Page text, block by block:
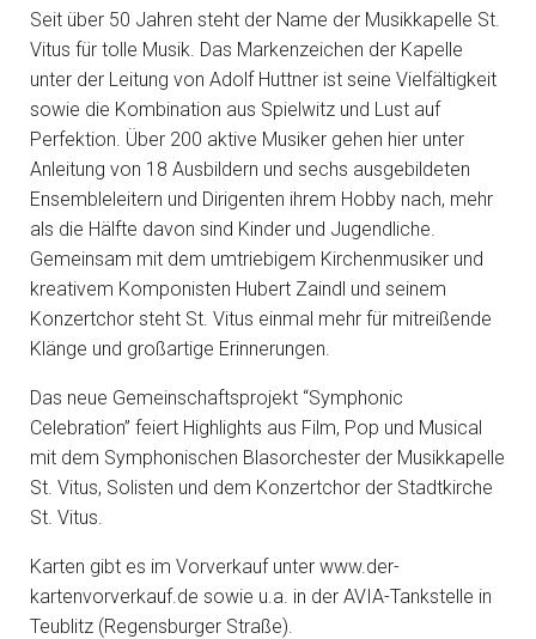
Seit über 50 Jahren steht der Name der Musikkapelle St.
Vitus für tolle Musik. Das Markenzeichen der Kapelle
unter der Leitung von Adolf Huttner ist seine Vielfältigkeit
sowie die Kombination aus Spielwitz und Lust auf
Perfektion. Über 200 aktive Musiker gehen hier unter
Anleitung von 18 Ausbildern und sechs ausgebildeten
Ensembleleitern und Dirigenten ihrem Hobby nach, mehr
als die Hälfte davon sind Kinder und Jugendliche.
Gemeinsam mit dem umtriebigem Kirchenmusiker und
kreativem Komponisten Hubert Zaindl und seinem
Konzertchor steht St. Vitus einmal mehr für mitreißende
Klänge und großartige Erinnerungen.
Das neue Gemeinschaftsprojekt “Symphonic
Celebration” feiert Highlights aus Film, Pop und Musical
mit dem Symphonischen Blasorchester der Musikkapelle
St. Vitus, Solisten und dem Konzertchor der Stadtkirche
St. Vitus.
Karten gibt es im Vorverkauf unter www.der-
kartenvorverkauf.de sowie u.a. in der AVIA-Tankstelle in
Teublitz (Regensburger Straße).